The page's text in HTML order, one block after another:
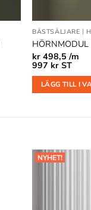
BÄSTSÄLJARE |
kr 498,5 /m
997 kr ST
LÄGG TILL I
NYHET!